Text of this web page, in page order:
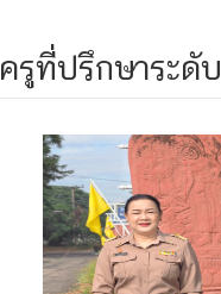
ครูที่ปรึกษาระดั